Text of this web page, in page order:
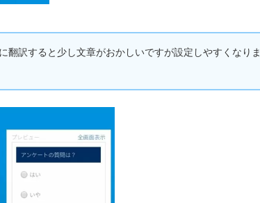
翻訳すると少し文章がおかしいですが設定しやすくなりま